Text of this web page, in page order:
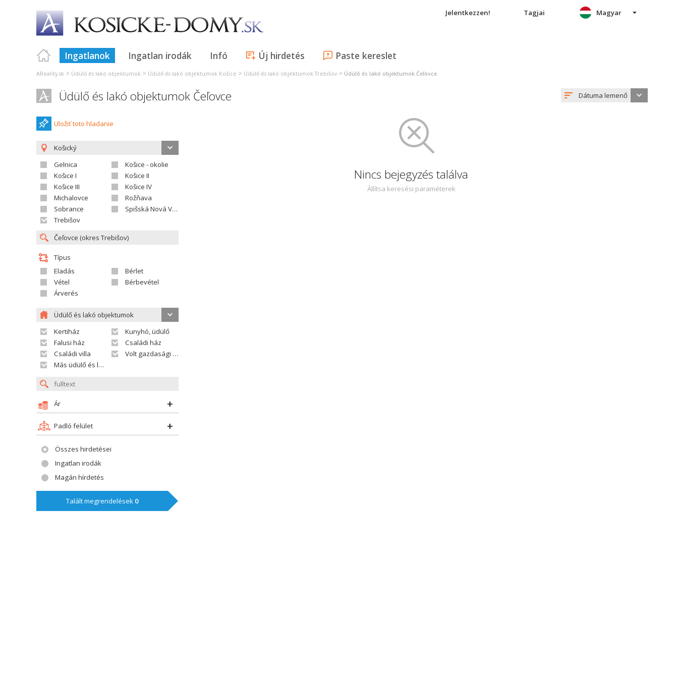
Jelentkezzen! Tagjai
Ingatlanok Ingatlan irodák Infó Új hirdetés Paste kereslet
Magyar
AReality.sk > Üdülő és lakó objektumok > Üdülő és lakó objektumok Košice > Üdülő és lakó objektumok Trebišov > Üdülő és lakó objektumok Čeľovce
Üdülő és lakó objektumok Čeľovce Dátuma lemenő
Uložiť toto hladanie
Košický
Gelnica
Košice - okolie
Košice I
Košice II
Košice III
Košice IV
Michalovce
Rožňava
Sobrance
Spišská Nová Ves
Trebišov
Típus
Eladás
Bérlet
Vétel
Bérbevétel
Árverés
Üdülő és lakó objektumok
Kertiház
Kunyhó, üdülő
Falusi ház
Családi ház
Családi villa
Volt gazdasági település
Más üdülő és lakó objektumok
Ár
Padló felület
Összes hirdetései
Ingatlan irodák
Magán hírdetés
Talált megrendelések 0
Nincs bejegyzés találva
Állítsa keresési paraméterek